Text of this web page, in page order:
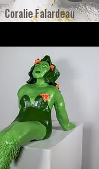
Coralie Falardeau